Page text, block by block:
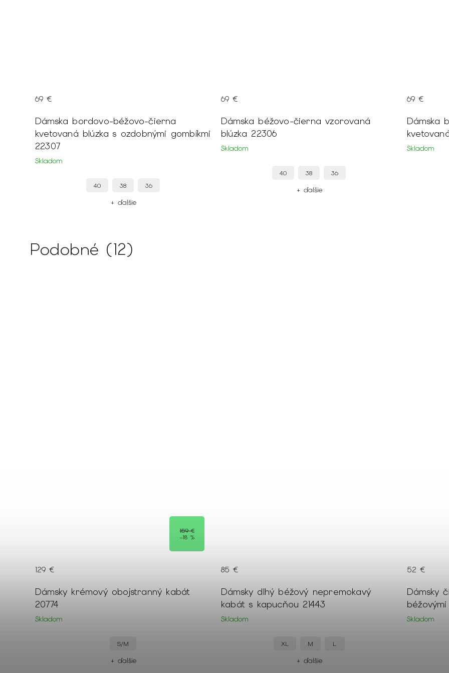
Dámska bordovo-béžovo-čierna
kvetovaná blúzka s ozdobnými gombíkmi
22307
Skladom
69 €
40 38 36
+ ďalšie
Dámska béžovo-čierna vzorovaná
blúzka 22306
Skladom
69 €
40 38 36
+ ďalšie
Dámska
Skladom
69 €
Podobné (12)
159 €
–18 %
Dámsky krémový obojstranný kabát
20774
Skladom
129 €
S/M
+ ďalšie
Dámsky dlhý béžový nepremokavý
kabát s kapucňou 21443
Skladom
85 €
XL M L
+ ďalšie
Dámsky
Skladom
52 €